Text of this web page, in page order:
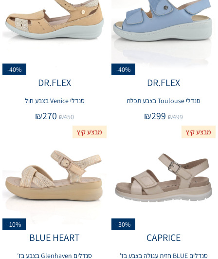
-40%
DR.FLEX
סנדלי Toulouse בצבע תכלת
₪499
₪299
-40%
DR.FLEX
סנדלי Venice בצבע חול
₪450
₪270
מבצע קיץ
-30%
CAPRICE
סנדלים BLUE חזית עגולה בצבע בז'
מבצע קיץ
-10%
BLUE HEART
סנדלים Glenhaven בצבע בז׳